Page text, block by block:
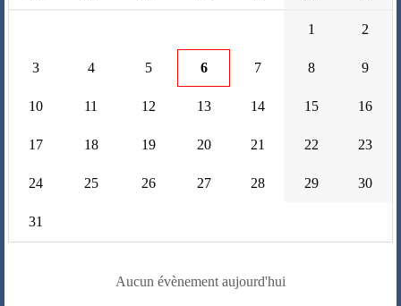
1 2
3 4 5 6 7 8 9
10 11 12 13 14 15 16
17 18 19 20 21 22 23
24 25 26 27 28 29 30
31
Aucun évènement aujourd'hui